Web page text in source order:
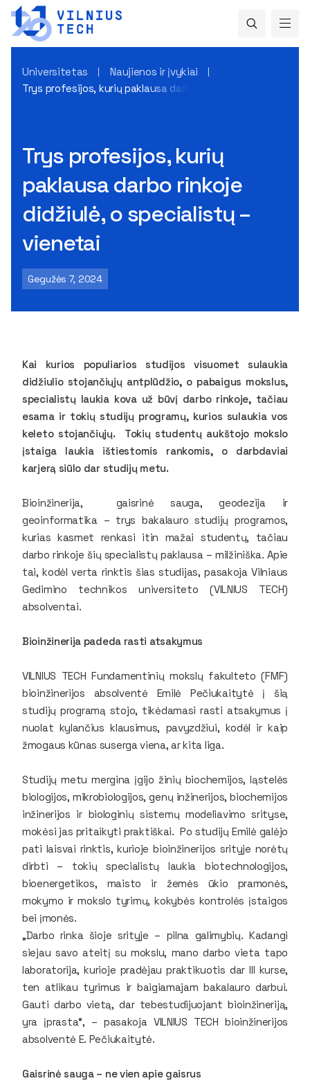
Universitetas
Naujienos ir įvykiai
Trys profesijos, kurių paklausa darbo rinkoje didžiulė, o
Trys profesijos, kurių
paklausa darbo rinkoje
didžiulė, o specialistų –
vienetai
Gegužės 7, 2024
Kai kurios populiarios studijos visuomet sulaukia
didžiulio stojančiųjų antplūdžio, o pabaigus mokslus,
specialistų laukia kova už būvį darbo rinkoje, tačiau
esama ir tokių studijų programų, kurios sulaukia vos
keleto stojančiųjų. Tokių studentų aukštojo mokslo
įstaiga laukia ištiestomis rankomis, o darbdaviai
karjerą siūlo dar studijų metu.
Bioinžinerija, gaisrinė sauga, geodezija ir
geoinformatika – trys bakalauro studijų programos,
kurias kasmet renkasi itin mažai studentų, tačiau
darbo rinkoje šių specialistų paklausa – milžiniška. Apie
tai, kodėl verta rinktis šias studijas, pasakoja Vilniaus
Gedimino technikos universiteto (VILNIUS TECH)
absolventai.
Bioinžinerija padeda rasti atsakymus
VILNIUS TECH Fundamentinių mokslų fakulteto (FMF)
bioinžinerijos absolventė Emilė Pečiukaitytė į šią
studijų programą stojo, tikėdamasi rasti atsakymus į
nuolat kylančius klausimus, pavyzdžiui, kodėl ir kaip
žmogaus kūnas suserga viena, ar kita liga.
Studijų metu mergina įgijo žinių biochemijos, ląstelės
biologijos, mikrobiologijos, genų inžinerijos, biochemijos
inžinerijos ir biologinių sistemų modeliavimo srityse,
mokėsi jas pritaikyti praktiškai. Po studijų Emilė galėjo
pati laisvai rinktis, kurioje bioinžinerijos srityje norėtų
dirbti – tokių specialistų laukia biotechnologijos,
bioenergetikos, maisto ir žemės ūkio pramonės,
mokymo ir mokslo tyrimų, kokybės kontrolės įstaigos
bei įmonės.
„Darbo rinka šioje srityje – pilna galimybių. Kadangi
siejau savo ateitį su mokslu, mano darbo vieta tapo
laboratorija, kurioje pradėjau praktikuotis dar III kurse,
ten atlikau tyrimus ir baigiamajam bakalauro darbui.
Gauti darbo vietą, dar tebestudijuojant bioinžineriją,
yra įprasta“, – pasakoja VILNIUS TECH bioinžinerijos
absolventė E. Pečiukaitytė.
Gaisrinė sauga – ne vien apie gaisrus